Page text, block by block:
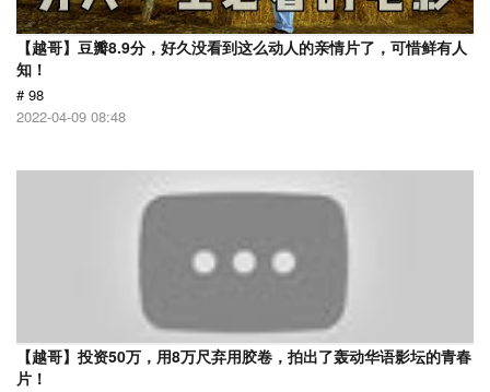
【越哥】豆瓣8.9分，好久没看到这么动人的亲情片了，可惜鲜有人
知！
# 98
2022-04-09 08:48
【越哥】投资50万，用8万尺弃用胶卷，拍出了轰动华语影坛的青春
片！